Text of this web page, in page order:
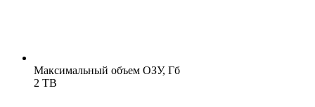
Максимальный объем ОЗУ, Гб
2 TB